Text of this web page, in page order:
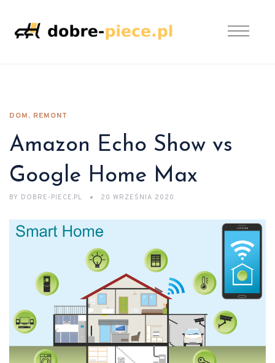
DOM, REMONT
Amazon Echo Show vs
Google Home Max
BY DOBRE-PIECE.PL 20 WRZEŚNIA 2020